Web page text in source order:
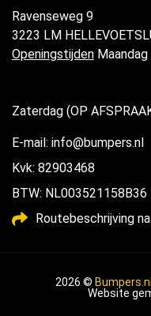
Ravenseweg 9
3223 LM
Openingstijden
Zaterdag (OP
E-mail: info@bumpers.nl
Kvk: 82903468
BTW: NL003521158B36
Routebeschrijving
2026 © Bumpers.nl
Website